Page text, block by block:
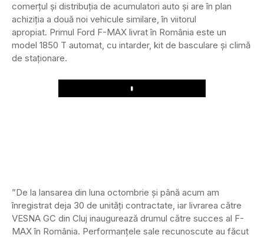
comerțul și distribuția de acumulatori auto și are în plan
achiziția a două noi vehicule similare, în viitorul
apropiat. Primul Ford F-MAX livrat în România este un
model 1850 T automat, cu intarder, kit de basculare și climă
de staționare.
Play
”De la lansarea din luna octombrie și până acum am
înregistrat deja 30 de unități contractate, iar livrarea către
VESNA GC din Cluj inaugurează drumul către succes al F-
MAX în România. Performanțele sale recunoscute au făcut